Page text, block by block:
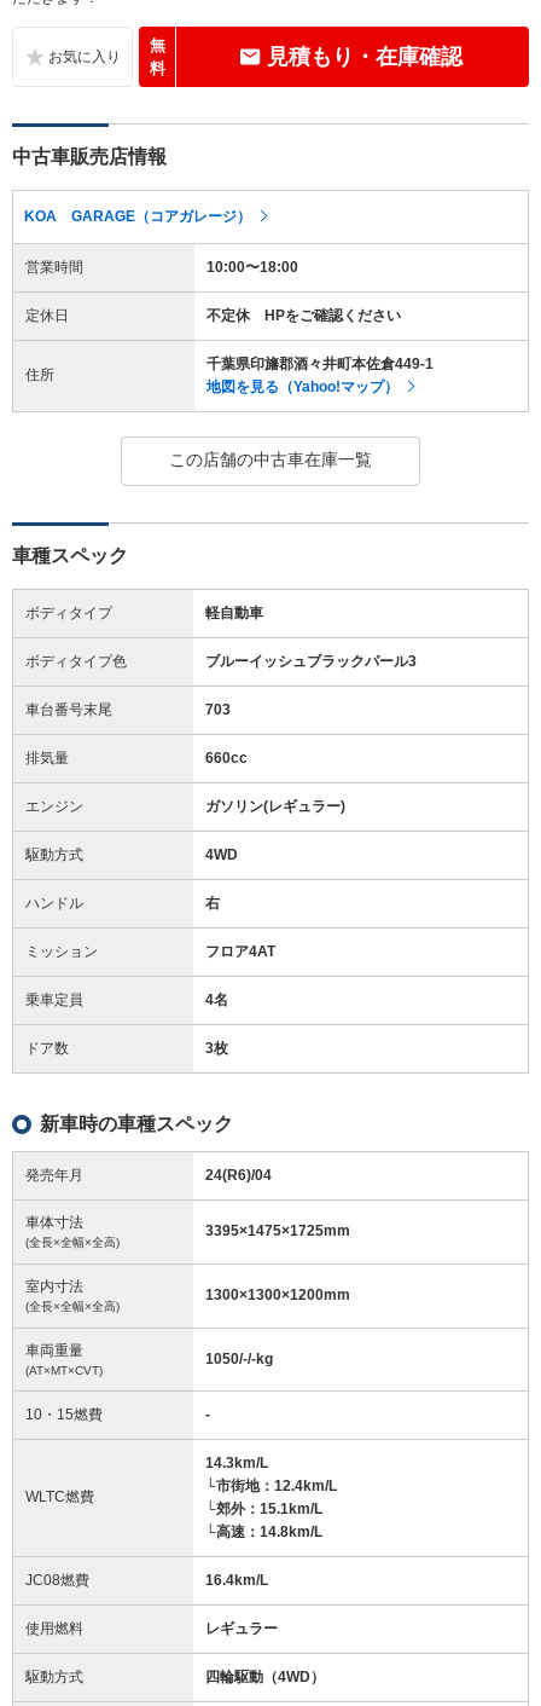
無
料
見積もり・在庫確認
中古車販売店情報
KOA GARAGE（コアガレージ）
営業時間 10:00〜18:00
定休日 不定休 HPをご確認ください
住所
千葉県印旛郡酒々井町本佐倉449-1
地図を見る（Yahoo!マップ）
この店舗の中古車在庫一覧
車種スペック
ボディタイプ 軽自動車
ボディタイプ色 ブルーイッシュブラックパール3
車台番号末尾 703
排気量 660cc
エンジン ガソリン(レギュラー)
駆動方式 4WD
ハンドル 右
ミッション フロア4AT
乗車定員 4名
ドア数 3枚
新車時の車種スペック
発売年月 24(R6)/04
車体寸法
(全長×全幅×全高)
3395×1475×1725mm
室内寸法
(全長×全幅×全高)
1300×1300×1200mm
車両重量
(AT×MT×CVT)
1050/-/-kg
10・15燃費 -
WLTC燃費
14.3km/L
└市街地：12.4km/L
└郊外：15.1km/L
└高速：14.8km/L
JC08燃費 16.4km/L
使用燃料 レギュラー
駆動方式 四輪駆動（4WD）